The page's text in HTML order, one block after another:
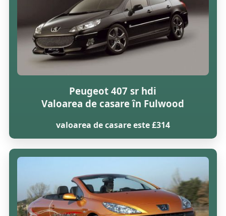
Peugeot 407 sr hdi
Valoarea de casare în Fulwood
valoarea de casare este £314